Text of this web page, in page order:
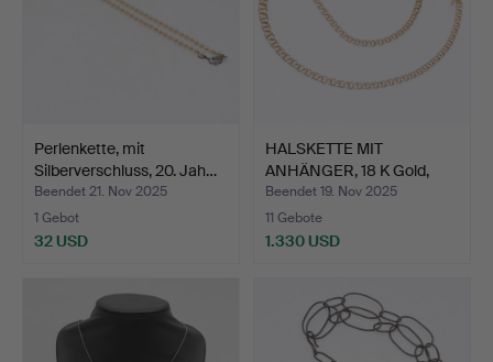
Perlenkette, mit
Silberverschluss, 20. Jah…
Beendet 21. Nov 2025
1 Gebot
32 USD
HALSKETTE MIT
ANHÄNGER, 18 K Gold,
Bismarc…
Beendet 19. Nov 2025
11 Gebote
1.330 USD